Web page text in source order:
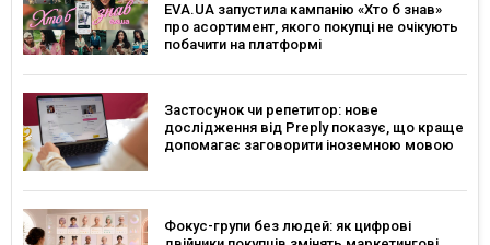
EVA.UA запустила кампанію «Хто б знав»
про асортимент, якого покупці не очікують
побачити на платформі
Застосунок чи репетитор: нове
дослідження від Preply показує, що краще
допомагає заговорити іноземною мовою
Фокус-групи без людей: як цифрові